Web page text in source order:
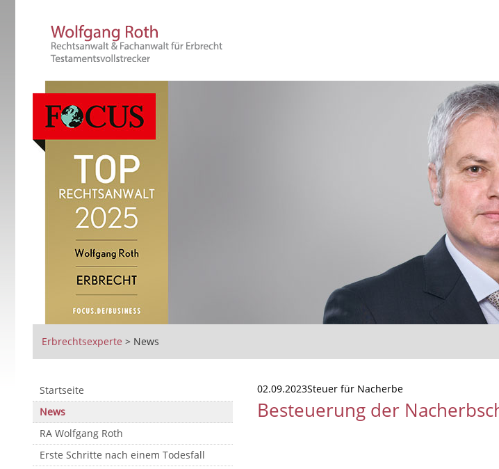
Erbrechtsexperte > News
Startseite
News
RA Wolfgang Roth
Erste Schritte nach einem Todesfall
02.09.2023Steuer für Nacherbe
Besteuerung der